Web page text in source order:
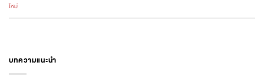
ใหม่
บทความแนะนำ